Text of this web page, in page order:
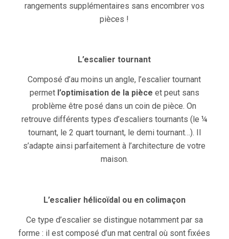
rangements supplémentaires sans encombrer vos
pièces !
L’escalier tournant
Composé d’au moins un angle, l’escalier tournant
permet l’optimisation de la pièce et peut sans
problème être posé dans un coin de pièce. On
retrouve différents types d’escaliers tournants (le ¼
tournant, le 2 quart tournant, le demi tournant…). Il
s’adapte ainsi parfaitement à l’architecture de votre
maison.
L’escalier hélicoïdal ou en colimaçon
Ce type d’escalier se distingue notamment par sa
forme : il est composé d’un mat central où sont fixées